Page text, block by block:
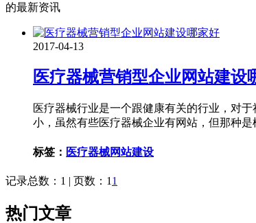
的最新资讯
2017-04-13
医疗器械营销型企业网站建设
医疗器械行业是一个跟健康有关的行业，对
小，虽然有些医疗器械企业有网站，但那种是
标签： 医疗器械网站建设
记录总数：1 | 页数：1 1
热门文章